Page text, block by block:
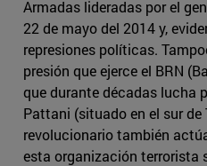
Armadas lideradas por el
22 de mayo del 2014 y,
represiones políticas.
presión que ejerce el BRN
que durante décadas lucha
Pattani (situado en el sur
revolucionario también
esta organización terrorista